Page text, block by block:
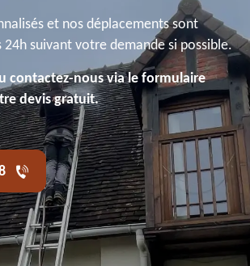
et nos déplacements sont
24h suivant votre demande si possible.
contactez-nous via le formulaire
devis gratuit.